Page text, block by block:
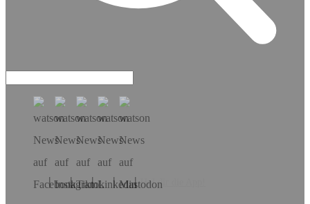
Hol dir die App!